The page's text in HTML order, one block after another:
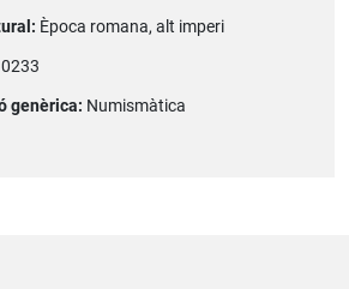
Època romana, alt imperi
0233
genèrica: Numismàtica